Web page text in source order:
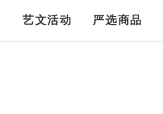
艺文活动 严选商品